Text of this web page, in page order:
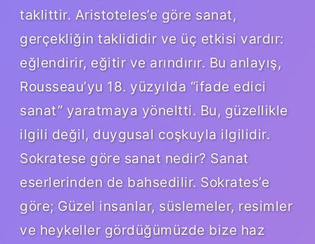
taklittir. Aristoteles’e göre sanat,
gerçekliğin taklididir ve üç etkisi vardır:
eğlendirir, eğitir ve arındırır. Bu anlayış,
Rousseau’yu 18. yüzyılda “ifade edici
sanat” yaratmaya yöneltti. Bu, güzellikle
ilgili değil, duygusal coşkuyla ilgilidir.
Sokratese göre sanat nedir? Sanat
eserlerinden de bahsedilir. Sokrates’e
göre; Güzel insanlar, süslemeler, resimler
ve heykeller gördüğümüzde bize haz